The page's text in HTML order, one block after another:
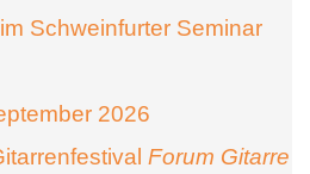
Schweinfurter Seminar
2026
Forum Gitarre